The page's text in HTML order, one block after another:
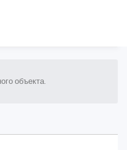
объекта.